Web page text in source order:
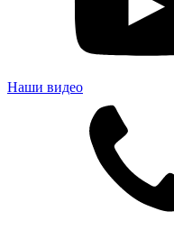
Наши видео